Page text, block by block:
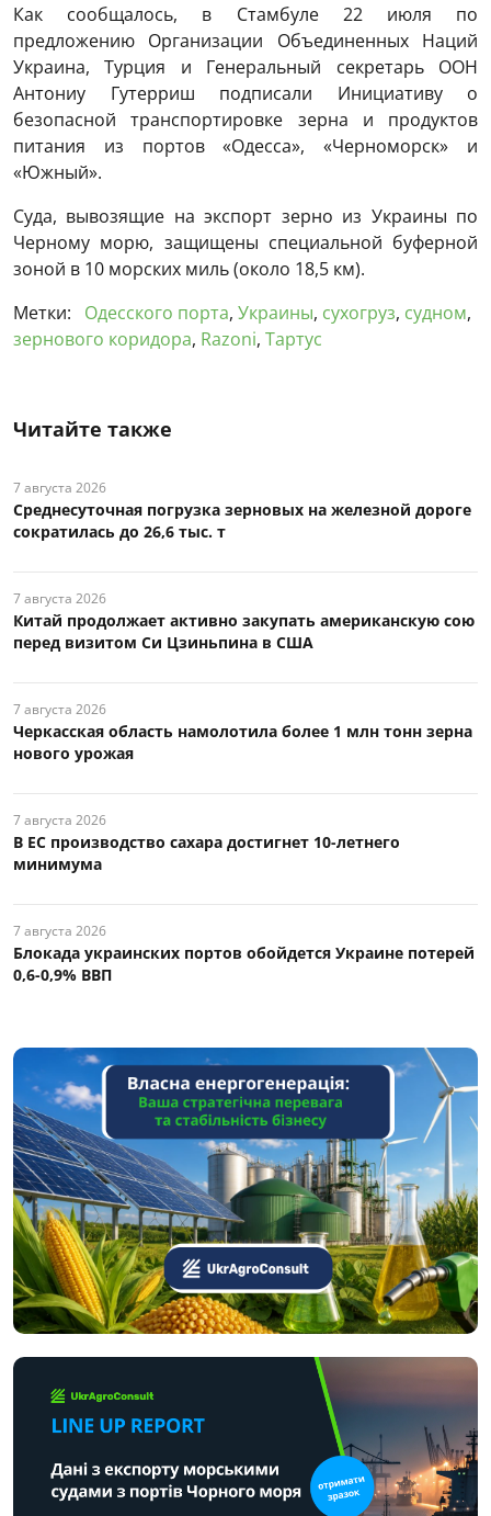
Как сообщалось, в Стамбуле 22 июля по
предложению Организации Объединенных Наций
Украина, Турция и Генеральный секретарь ООН
Антониу Гутерриш подписали Инициативу о
безопасной транспортировке зерна и продуктов
питания из портов «Одесса», «Черноморск» и
«Южный».
Суда, вывозящие на экспорт зерно из Украины по
Черному морю, защищены специальной буферной
зоной в 10 морских миль (около 18,5 км).
Метки:
Одесского порта, Украины, сухогруз, судном,
зернового коридора, Razoni, Тартус
Читайте также
7 августа 2026
Среднесуточная погрузка зерновых на железной дороге
сократилась до 26,6 тыс. т
7 августа 2026
Китай продолжает активно закупать американскую сою
перед визитом Си Цзиньпина в США
7 августа 2026
Черкасская область намолотила более 1 млн тонн зерна
нового урожая
7 августа 2026
В ЕС производство сахара достигнет 10-летнего
минимума
7 августа 2026
Блокада украинских портов обойдется Украине потерей
0,6-0,9% ВВП